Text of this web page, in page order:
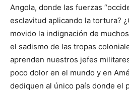
Angola, donde las fuerzas
esclavitud aplicando la tortura?
movido la indignación de
el sadismo de las tropas
aprenden nuestros jefes
poco dolor en el mundo y en
dediquen al único país donde el